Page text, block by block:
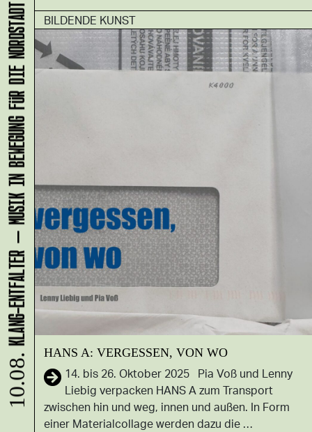
BILDENDE KUNST
HANS A: VERGESSEN, VON WO
14. bis 26. Oktober 2025 Pia Voß und Lenny
Liebig verpacken HANS A zum Transport
zwischen hin und weg, innen und außen. In Form
einer Materialcollage werden dazu die …
10.08.
KLANG-ENTFALTER – MUSIK IN BEWEGUNG FÜR DIE NORDSTADT